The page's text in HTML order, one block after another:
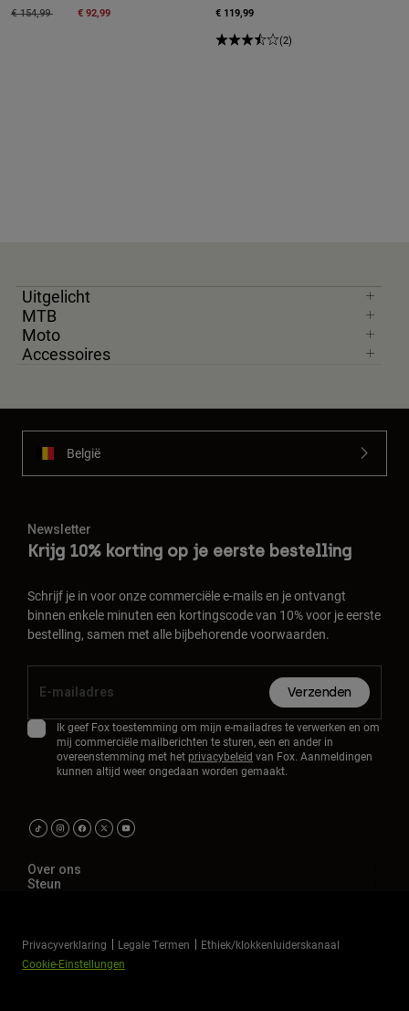
Price reduced from
€ 154,99to € 92,99
€ 119,99
(2)
Uitgelicht
MTB
Moto
Accessoires
België
Newsletter
Krijg 10% korting op je eerste bestelling
Schrijf je in voor onze commerciële e-mails en je ontvangt
binnen enkele minuten een kortingscode van 10% voor je eerste
bestelling, samen met alle bijbehorende voorwaarden.
Verzenden
Ik geef Fox toestemming om mijn e-mailadres te verwerken en om
mij commerciële mailberichten te sturen, een en ander in
overeenstemming met het privacybeleid van Fox. Aanmeldingen
kunnen altijd weer ongedaan worden gemaakt.
Over ons
Steun
Privacyverklaring Legale Termen
Ethiek/klokkenluiderskanaal
Cookie-Einstellungen